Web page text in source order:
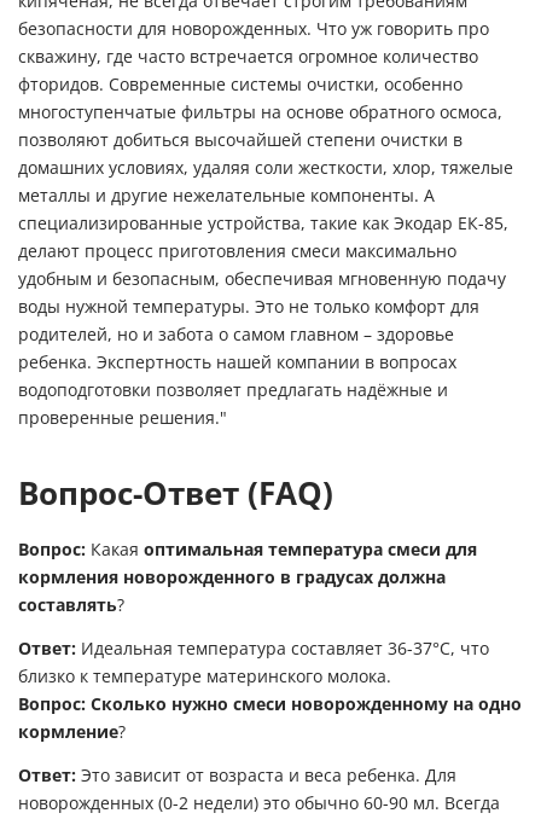
безопасности для новорожденных. Что уж говорить про
скважину, где часто встречается огромное количество
фторидов. Современные системы очистки, особенно
многоступенчатые фильтры на основе обратного осмоса,
позволяют добиться высочайшей степени очистки в
домашних условиях, удаляя соли жесткости, хлор, тяжелые
металлы и другие нежелательные компоненты. А
специализированные устройства, такие как Экодар ЕК-85,
делают процесс приготовления смеси максимально
удобным и безопасным, обеспечивая мгновенную подачу
воды нужной температуры. Это не только комфорт для
родителей, но и забота о самом главном – здоровье
ребенка. Экспертность нашей компании в вопросах
водоподготовки позволяет предлагать надёжные и
проверенные решения."
Вопрос-Ответ (FAQ)
Вопрос: Какая оптимальная температура смеси для
кормления новорожденного в градусах должна
составлять?
Ответ: Идеальная температура составляет 36-37°C, что
близко к температуре материнского молока.
Вопрос: Сколько нужно смеси новорожденному на одно
кормление?
Ответ: Это зависит от возраста и веса ребенка. Для
новорожденных (0-2 недели) это обычно 60-90 мл. Всегда